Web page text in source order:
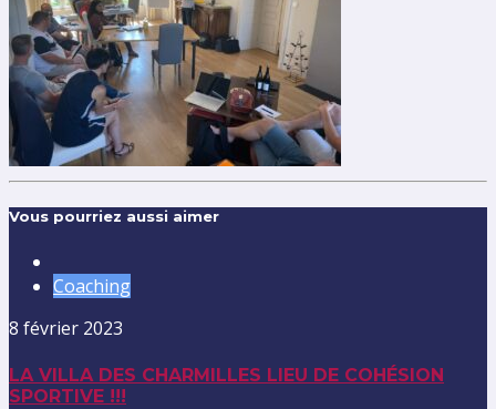
Vous pourriez aussi aimer
Coaching
8 février 2023
LA VILLA DES CHARMILLES LIEU DE COHÉSION
SPORTIVE !!!